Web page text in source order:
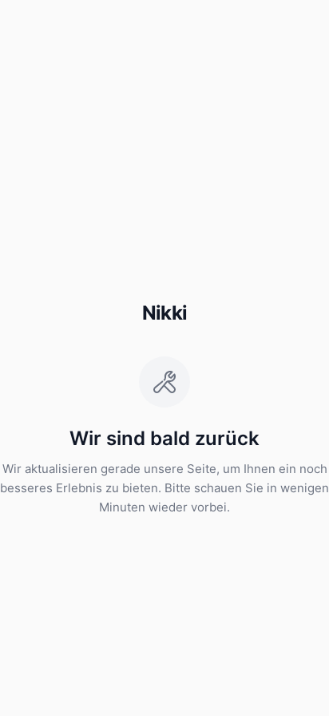
Nikki
Wir sind bald zurück
Wir aktualisieren gerade unsere Seite, um Ihnen ein noch
besseres Erlebnis zu bieten. Bitte schauen Sie in wenigen
Minuten wieder vorbei.